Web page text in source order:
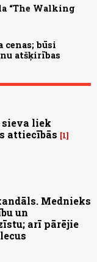
“The Walking
būsi
atšķirības
sieva liek
attiecībās
1
Mednieks
un
arī pārējie